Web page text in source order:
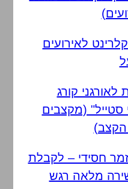
קלרינט לאירועים
לאורגני קורג
סטייל" (מקצבים
חסידי – לקבלת
מלאה רגש